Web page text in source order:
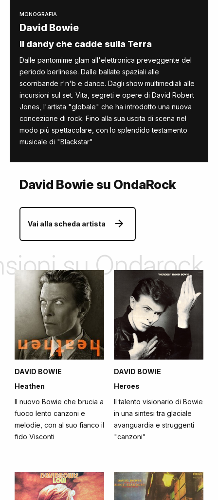
MONOGRAFIA
David Bowie
Il dandy che cadde sulla Terra
Dalle pantomime glam all'elettronica preveggente del
periodo berlinese. Dalle ballate spaziali alle
scorribande r'n'b e dance. Dagli show multimediali alle
incursioni sul set. Vita, segreti e opere di David Robert
Jones, l'artista "globale" che ha introdotto una nuova
concezione di rock. Fino alla sua uscita di scena nel
modo più spettacolare, con lo splendido testamento
musicale di "Blackstar"
David Bowie su OndaRock
Vai alla scheda artista
su Ondarock
DAVID BOWIE
Heathen
Il nuovo Bowie che brucia a
fuoco lento canzoni e
melodie, con al suo fianco il
fido Visconti
DAVID BOWIE
Heroes
Il talento visionario di Bowie
in una sintesi tra glaciale
avanguardia e struggenti
"canzoni"